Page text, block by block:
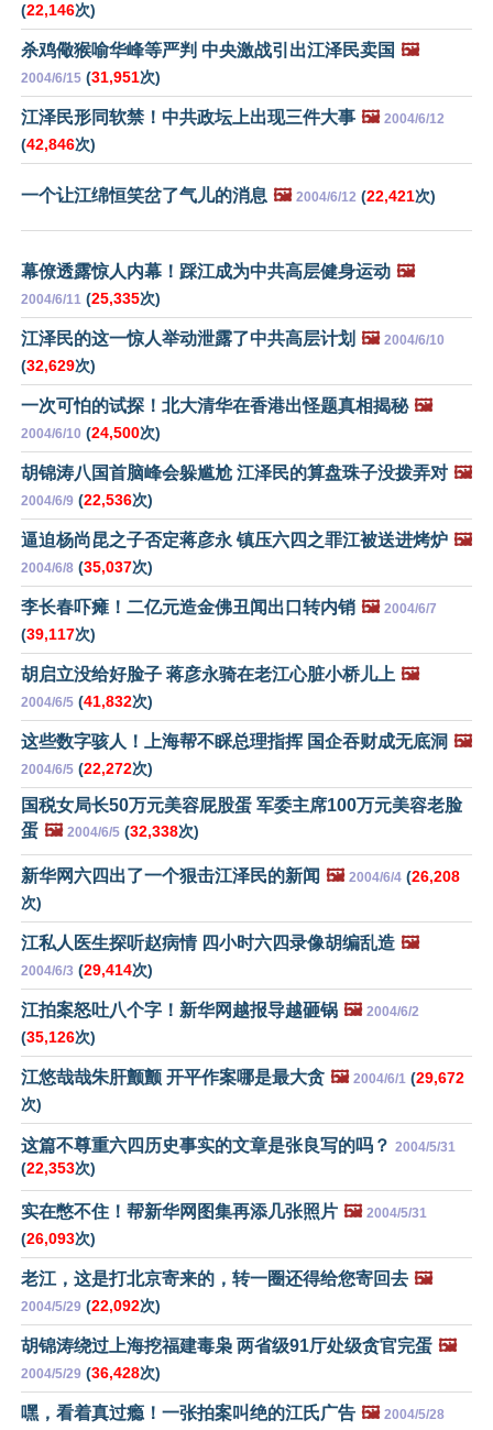
(22,146次)
杀鸡儆猴喻华峰等严判 中央激战引出江泽民卖国 🖼️
2004/6/15 (31,951次)
江泽民形同软禁！中共政坛上出现三件大事 🖼️ 2004/6/12
(42,846次)
一个让江绵恒笑岔了气儿的消息 🖼️ 2004/6/12 (22,421次)
幕僚透露惊人内幕！踩江成为中共高层健身运动 🖼️
2004/6/11 (25,335次)
江泽民的这一惊人举动泄露了中共高层计划 🖼️ 2004/6/10
(32,629次)
一次可怕的试探！北大清华在香港出怪题真相揭秘 🖼️
2004/6/10 (24,500次)
胡锦涛八国首脑峰会躲尴尬 江泽民的算盘珠子没拨弄对 🖼️
2004/6/9 (22,536次)
逼迫杨尚昆之子否定蒋彦永 镇压六四之罪江被送进烤炉 🖼️
2004/6/8 (35,037次)
李长春吓瘫！二亿元造金佛丑闻出口转内销 🖼️ 2004/6/7
(39,117次)
胡启立没给好脸子 蒋彦永骑在老江心脏小桥儿上 🖼️
2004/6/5 (41,832次)
这些数字骇人！上海帮不睬总理指挥 国企吞财成无底洞 🖼️
2004/6/5 (22,272次)
国税女局长50万元美容屁股蛋 军委主席100万元美容老脸
蛋 🖼️ 2004/6/5 (32,338次)
新华网六四出了一个狠击江泽民的新闻 🖼️ 2004/6/4 (26,208
次)
江私人医生探听赵病情 四小时六四录像胡编乱造 🖼️
2004/6/3 (29,414次)
江拍案怒吐八个字！新华网越报导越砸锅 🖼️ 2004/6/2
(35,126次)
江悠哉哉朱肝颤颤 开平作案哪是最大贪 🖼️ 2004/6/1 (29,672
次)
这篇不尊重六四历史事实的文章是张良写的吗？ 2004/5/31
(22,353次)
实在憋不住！帮新华网图集再添几张照片 🖼️ 2004/5/31
(26,093次)
老江，这是打北京寄来的，转一圈还得给您寄回去 🖼️
2004/5/29 (22,092次)
胡锦涛绕过上海挖福建毒枭 两省级91厅处级贪官完蛋 🖼️
2004/5/29 (36,428次)
嘿，看着真过瘾！一张拍案叫绝的江氏广告 🖼️ 2004/5/28